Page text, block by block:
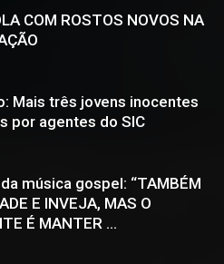
COM ROSTOS NOVOS NA
Mais três jovens inocentes
por agentes do SIC
música gospel: “TAMBÉM
E INVEJA, MAS O
É MANTER ...